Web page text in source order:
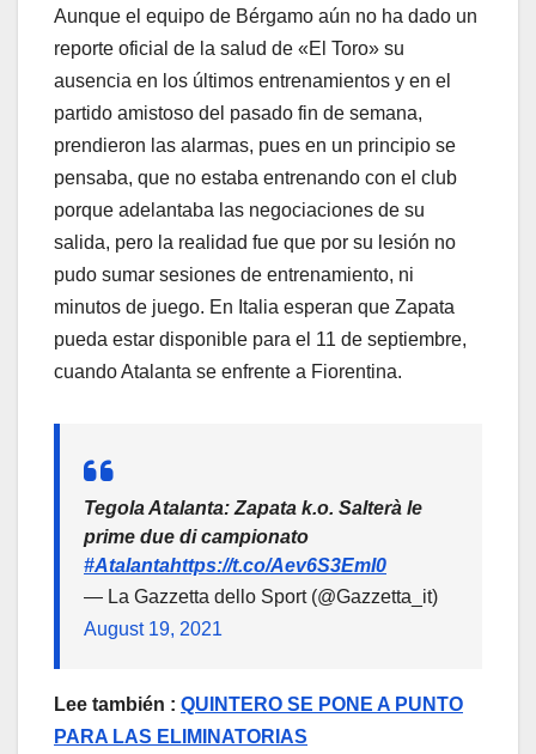
Aunque el equipo de Bérgamo aún no ha dado un
reporte oficial de la salud de «El Toro» su
ausencia en los últimos entrenamientos y en el
partido amistoso del pasado fin de semana,
prendieron las alarmas, pues en un principio se
pensaba, que no estaba entrenando con el club
porque adelantaba las negociaciones de su
salida, pero la realidad fue que por su lesión no
pudo sumar sesiones de entrenamiento, ni
minutos de juego. En Italia esperan que Zapata
pueda estar disponible para el 11 de septiembre,
cuando Atalanta se enfrente a Fiorentina.
Tegola Atalanta: Zapata k.o. Salterà le
prime due di campionato
#Atalantahttps://t.co/Aev6S3EmI0
— La Gazzetta dello Sport (@Gazzetta_it)
August 19, 2021
Lee también : QUINTERO SE PONE A PUNTO
PARA LAS ELIMINATORIAS